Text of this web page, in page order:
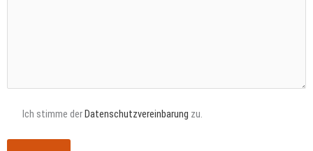
Ich stimme derDatenschutzvereinbarung zu.